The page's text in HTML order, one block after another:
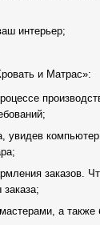
интерьер;
и Матрас»:
увидев
заказов.
а также